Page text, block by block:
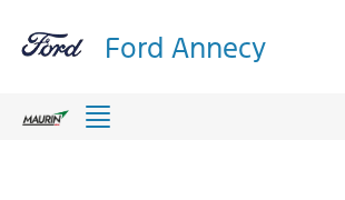
Ford Annecy
Menu